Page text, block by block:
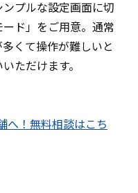
プルな設定画面に切
ド」をご用意。通常
くて操作が難しいと
ただけます。
へ！無料相談はこち